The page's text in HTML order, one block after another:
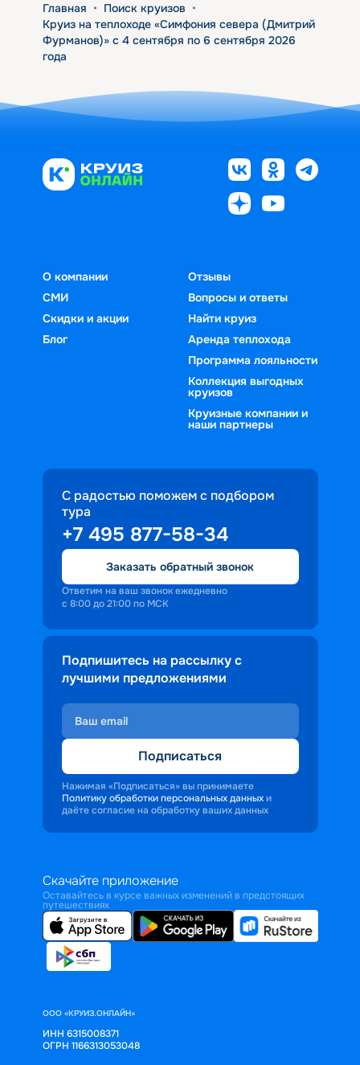
Главная • Поиск круизов •
Круиз на теплоходе «Симфония севера (Дмитрий
Фурманов)» с 4 сентября по 6 сентября 2026
года
О компании
СМИ
Скидки и акции
Блог
Отзывы
Вопросы и ответы
Найти круиз
Аренда теплохода
Программа лояльности
Коллекция выгодных
круизов
Круизные компании и
наши партнеры
С радостью поможем с подбором
тура
+7 495 877-58-34
Заказать обратный звонок
Ответим на ваш звонок ежедневно
с 8:00 до 21:00 по МСК
Подпишитесь на рассылку с
лучшими предложениями
Подписаться
Нажимая «Подписаться» вы принимаете
Политику обработки персональных данных и
даёте согласие на обработку ваших данных
Скачайте приложение
Оставайтесь в курсе важных изменений в предстоящих
путешествиях
ООО «КРУИЗ.ОНЛАЙН»
ИНН 6315008371
ОГРН 1166313053048